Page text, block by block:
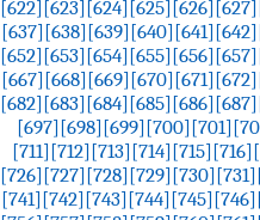
[622][623][624][625][626][627]
[637][638][639][640][641][642]
[652][653][654][655][656][657]
[667][668][669][670][671][672]
[682][683][684][685][686][687]
[697][698][699][700][701]
[711][712][713][714][715][716]
[726][727][728][729][730][731]
[741][742][743][744][745][746]